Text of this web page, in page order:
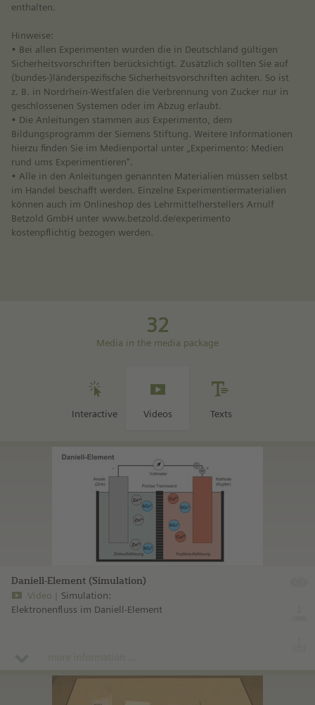
enthalten.
Hinweise:
• Bei allen Experimenten wurden die in Deutschland gültigen
Sicherheitsvorschriften berücksichtigt. Zusätzlich sollten Sie auf
(bundes-)länderspezifische Sicherheitsvorschriften achten. So ist
z. B. in Nordrhein-Westfalen die Verbrennung von Zucker nur in
geschlossenen Systemen oder im Abzug erlaubt.
• Die Anleitungen stammen aus Experimento, dem
Bildungsprogramm der Siemens Stiftung. Weitere Informationen
hierzu finden Sie im Medienportal unter „Experimento: Medien
rund ums Experimentieren“.
• Alle in den Anleitungen genannten Materialien müssen selbst
im Handel beschafft werden. Einzelne Experimentiermaterialien
können auch im Onlineshop des Lehrmittelherstellers Arnulf
Betzold GmbH unter www.betzold.de/experimento
kostenpflichtig bezogen werden.
32
Media in the media package
Interactive Videos Texts
Daniell-Element (Simulation)
Video
Simulation:
Elektronenfluss im Daniell-Element